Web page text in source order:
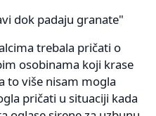
dok padaju granate"
trebala pričati o
osobinama koji krase
to više nisam mogla
pričati u situaciji kada